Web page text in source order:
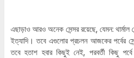
এছাড়াও আরও অনেক সেন্সর রয়েছে, যেমন: থার্মাল
ইত্যাদি। তবে এগুলোর প্রচলন আজকের পর্বের
তবে হতাশ হবার কিছুই নেই, পরবর্তী কিছু